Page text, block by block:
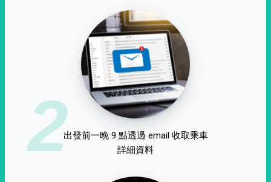
2出發前一晚 9 點透過 email 收取乘車
詳細資料